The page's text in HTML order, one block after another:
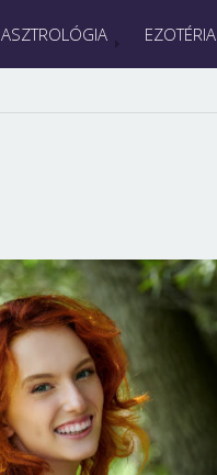
ASZTROLÓGIA EZOTÉRIA